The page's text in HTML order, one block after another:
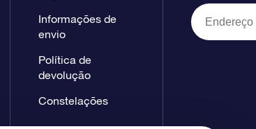
Informações de
envio
Política de
devolução
Constelações